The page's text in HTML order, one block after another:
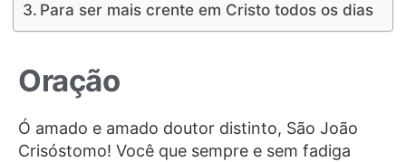
Para ser mais crente em Cristo todos os dias
Oração
Ó amado e amado doutor distinto, São João
Crisóstomo! Você que sempre e sem fadiga